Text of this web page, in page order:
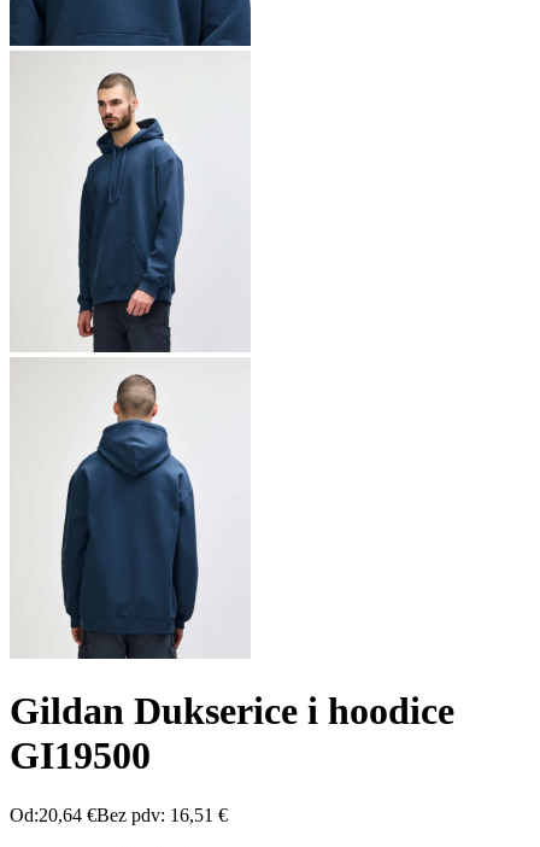
Gildan Dukserice i hoodice
GI19500
Od:20,64 €Bez pdv: 16,51 €